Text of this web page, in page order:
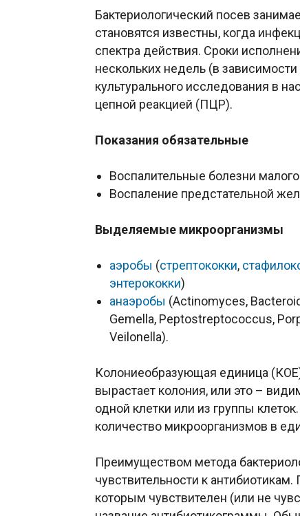
Бактериологический посев
становятся известны, когда
спектра действия. Сроки
нескольких недель (в
культурального исследования в
цепной реакцией (ПЦР).
Показания обязательные
Воспалительные болезни
Воспаление предстательной
Выделяемые микроорганизмы
аэробы (стрептококки,
энтерококки)
анаэробы (Actinomyces,
Gemella, Peptostreptococcus,
Veilonella).
Колониеобразующая единица
вырастает колония, или это –
одной клетки или из группы
количество микроорганизмов в
Преимуществом метода
чувствительности к
которым чувствителен (или не